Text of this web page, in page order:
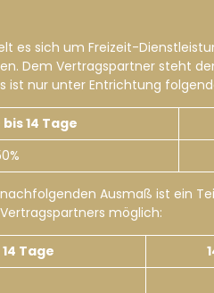
sich um Freizeit-
Dem Vertragspartner steht
ist nur unter Entrichtung
14 Tage
Ausmaß ist ein
möglich:
Tage